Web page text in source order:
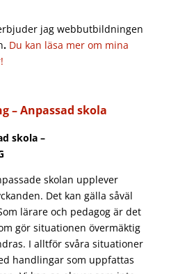
jag webbutbildningen
. Du kan läsa mer om mina
– Anpassad skola
skola –
skolan upplever
Det kan gälla såväl
lärare och pedagog är det
gör situationen övermäktig
I alltför svåra situationer
handlingar som uppfattas